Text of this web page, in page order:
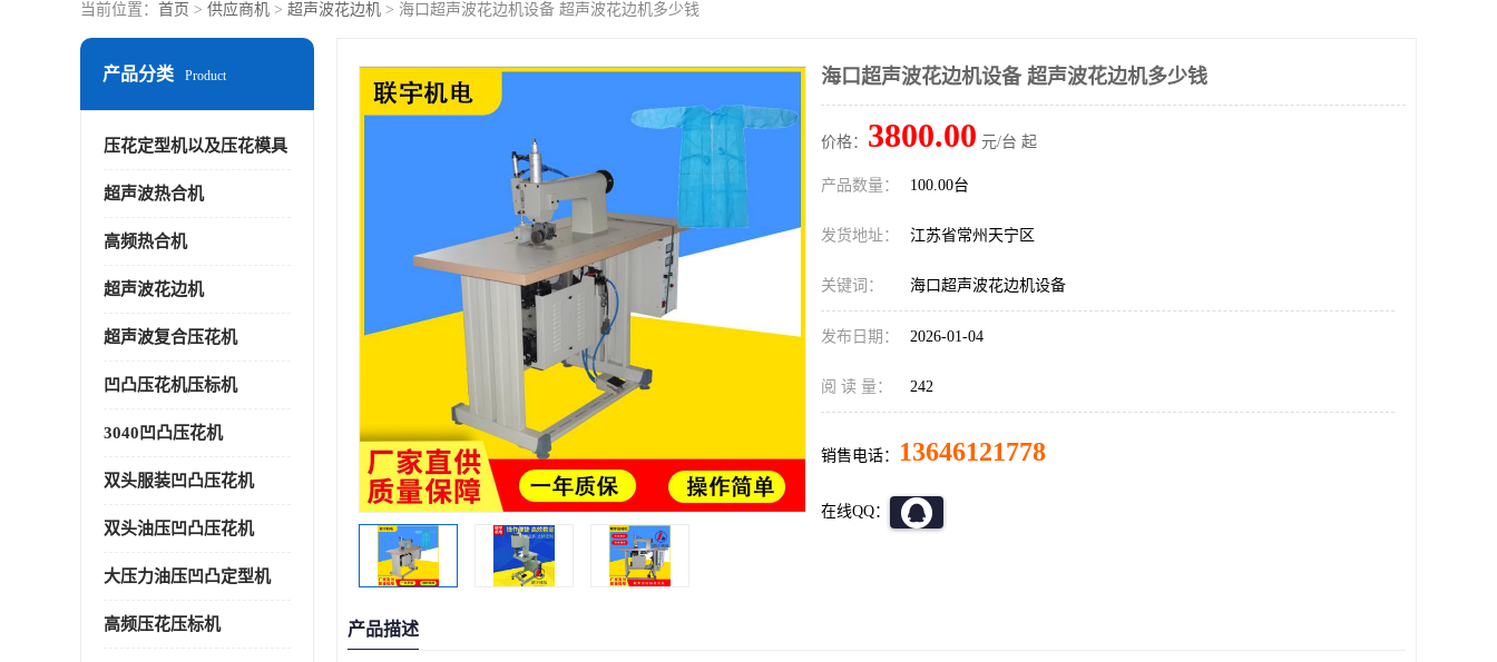
当前位置： 首页 > 供应商机 > 超声波花边机 > 海口超声波花边机设备 超声波花边机多少钱
产品分类 Product
压花定型机以及压花模具
超声波热合机
高频热合机
超声波花边机
超声波复合压花机
凹凸压花机压标机
3040凹凸压花机
双头服装凹凸压花机
双头油压凹凸压花机
大压力油压凹凸定型机
高频压花压标机
海口超声波花边机设备 超声波花边机多少钱
价格： 3800.00 元/台 起
产品数量： 100.00台
发货地址： 江苏省常州天宁区
关键词： 海口超声波花边机设备
发布日期： 2026-01-04
阅 读 量： 242
销售电话： 13646121778
在线QQ：
产品描述